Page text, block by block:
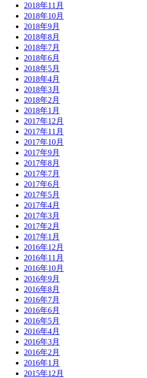
2018年11月
2018年10月
2018年9月
2018年8月
2018年7月
2018年6月
2018年5月
2018年4月
2018年3月
2018年2月
2018年1月
2017年12月
2017年11月
2017年10月
2017年9月
2017年8月
2017年7月
2017年6月
2017年5月
2017年4月
2017年3月
2017年2月
2017年1月
2016年12月
2016年11月
2016年10月
2016年9月
2016年8月
2016年7月
2016年6月
2016年5月
2016年4月
2016年3月
2016年2月
2016年1月
2015年12月